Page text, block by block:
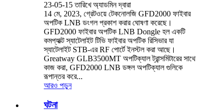
23-05-15 তারিখে অ্যাডমিন দ্বারা
14 মে, 2023, গ্রেটওয়ে টেকনোলজি GFD2000 ফাইবার
অপটিক LNB ডংগল প্রকাশ করার ঘোষণা করেছে।
GFD2000 ফাইবার অপটিক LNB Dongle হল একটি
কমপ্যাক্ট স্যাটেলাইট টিভি ফাইবার অপটিক রিসিভার যা
স্যাটেলাইট STB-এর RF পোর্টে ইনস্টল করা আছে।
Greatway GLB3500MT অপটিক্যাল ট্রান্সমিটারের সাথে
কাজ করা, GFD2000 LNB ডঙ্গল অপটিক্যাল গুলিকে
রূপান্তর করে...
আরও পড়ুন
ঘটনা